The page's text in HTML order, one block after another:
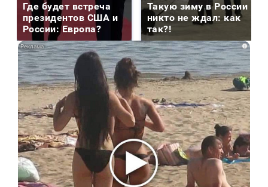
Где будет встреча
президентов США и
России: Европа?
Такую зиму в России
никто не ждал: как
так?!
i